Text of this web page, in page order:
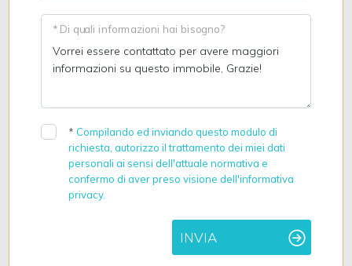
* Di quali informazioni hai bisogno?
* Compilando ed inviando questo modulo di
richiesta, autorizzo il trattamento dei miei dati
personali ai sensi dell'attuale normativa e
confermo di aver preso visione dell'informativa
privacy.
INVIA